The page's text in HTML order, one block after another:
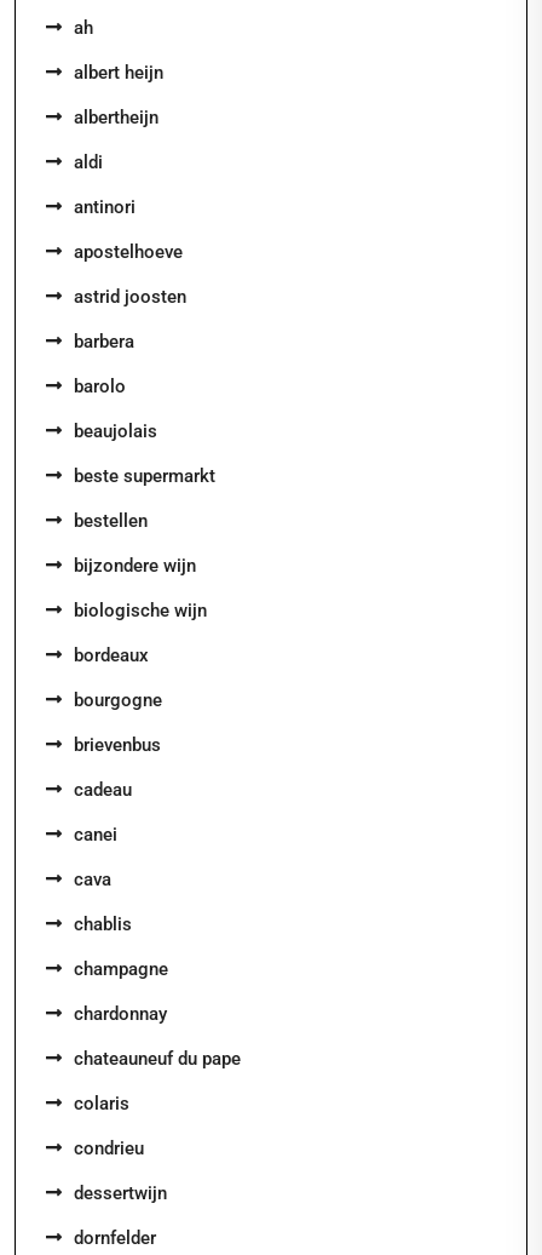
ah
albert heijn
albertheijn
aldi
antinori
apostelhoeve
astrid joosten
barbera
barolo
beaujolais
beste supermarkt
bestellen
bijzondere wijn
biologische wijn
bordeaux
bourgogne
brievenbus
cadeau
canei
cava
chablis
champagne
chardonnay
chateauneuf du pape
colaris
condrieu
dessertwijn
dornfelder